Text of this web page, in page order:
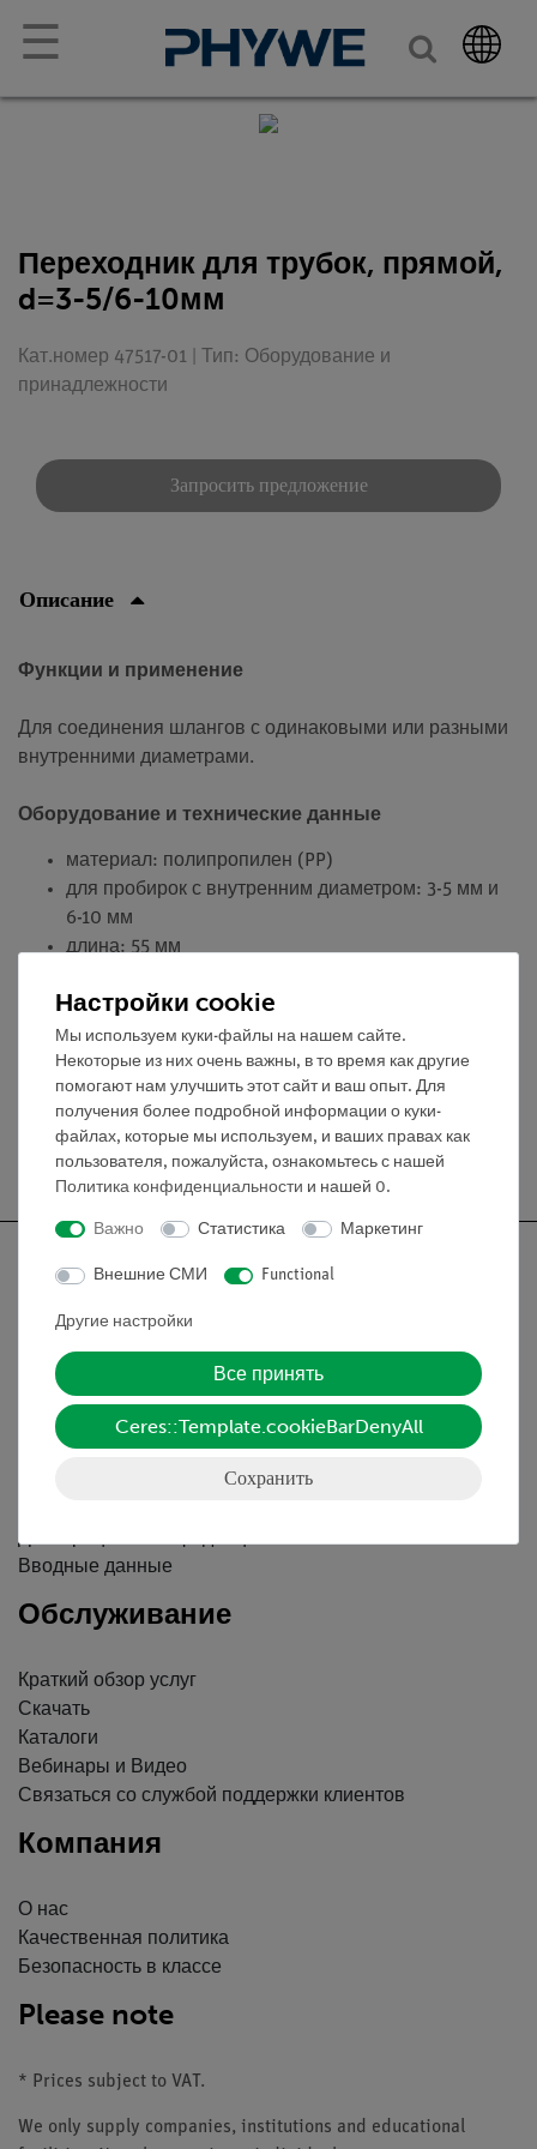
☰
Переходник для трубок, прямой,
d=3-5/6-10мм
Кат.номер 47517-01 | Тип: Оборудование и
принадлежности
Запросить предложение
Описание
Функции и применение
Для соединения шлангов с одинаковыми или разными
внутренними диаметрами.
Оборудование и технические данные
материал: полипропилен (PP)
для пробирок с внутренним диаметром: 3-5 мм и
6-10 мм
длина: 55 мм
Совет
В наборе № 47520-88: 2 шт
Бесплатная доставка от 300,- €
Информация
Декларация о конфиденциальности
Вводные данные
Обслуживание
Краткий обзор услуг
Скачать
Каталоги
Вебинары и Видео
Связаться со службой поддержки клиентов
Компания
О нас
Качественная политика
Безопасность в классе
Please note
* Prices subject to VAT.
We only supply companies, institutions and educational
Настройки cookie
Мы используем куки-файлы на нашем сайте.
Некоторые из них очень важны, в то время как другие
помогают нам улучшить этот сайт и ваш опыт. Для
получения более подробной информации о куки-
файлах, которые мы используем, и ваших правах как
пользователя, пожалуйста, ознакомьтесь с нашей
Политика конфиденциальности и нашей 0.
Важно Статистика Маркетинг
Внешние СМИ Functional
Другие настройки
Все принять
Ceres::Template.cookieBarDenyAll
Сохранить